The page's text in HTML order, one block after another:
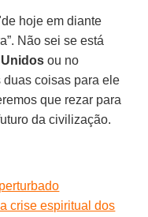
hoje em diante
Não sei se está
ou no
duas coisas para ele
que rezar para
da civilização.
crise espiritual dos